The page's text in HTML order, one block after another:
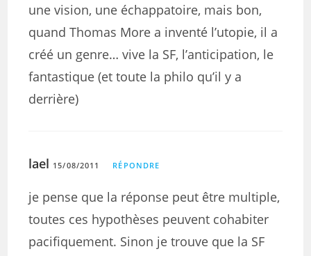
une vision, une échappatoire, mais bon,
quand Thomas More a inventé l’utopie, il a
créé un genre… vive la SF, l’anticipation, le
fantastique (et toute la philo qu’il y a
derrière)
lael 15/08/2011 RÉPONDRE
je pense que la réponse peut être multiple,
toutes ces hypothèses peuvent cohabiter
pacifiquement. Sinon je trouve que la SF